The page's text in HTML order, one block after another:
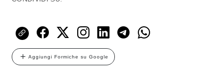
Aggiungi Formiche su Google